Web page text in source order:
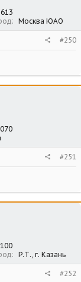
Москва ЮАО
#250
#251
Р.Т., г. Казань
#252